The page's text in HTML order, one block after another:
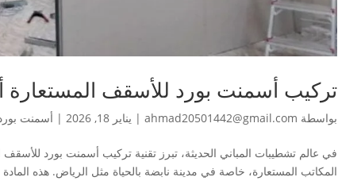
تركيب أسمنت بورد للأسقف
بواسطة ahmad20501442@gmail.com
| يناير 18, 2026 | أسمنت
في عالم تشطيبات المباني الحديثة، تبرز تقنية تركيب أسمنت بورد
المكاتب المستعارة، خاصة في مدينة نابضة بالحياة مثل الرياض. هذه المادة